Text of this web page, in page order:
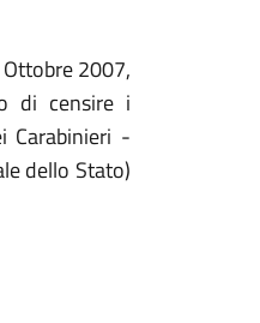
2007,
di censire i
Carabinieri -
dello Stato)